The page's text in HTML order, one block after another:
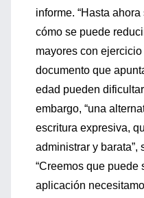
informe. “Hasta
cómo se puede
mayores con ejercicio
documento que
edad pueden
embargo, “una
escritura expresiva,
administrar y barata”,
“Creemos que puede
aplicación